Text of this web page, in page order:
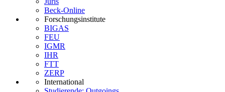
Beck-Online
Forschungsinstitute
BIGAS
FEU
IGMR
IHR
FTT
ZERP
International